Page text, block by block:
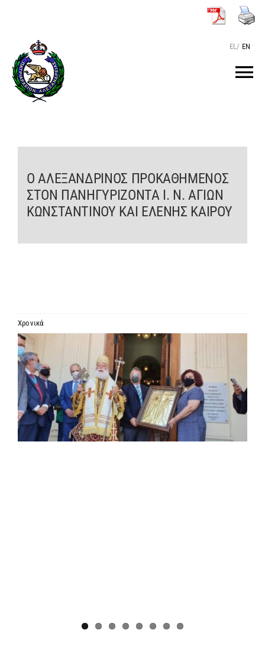
περιεχόμενο
EL/ EN
ΤΟ ΠΑΤΡΙΑΡΧΕΙΟ
MEDIA
ΕΝΗΜΕΡΩΣΗ
ΣΥΝΔΕΣΕΙΣ
Ο ΑΛΕΞΑΝΔΡΙΝΟΣ ΠΡΟΚΑΘΗΜΕΝΟΣ
ΣΤΟΝ ΠΑΝΗΓΥΡΙΖΟΝΤΑ Ι. Ν. ΑΓΙΩΝ
ΚΩΝΣΤΑΝΤΙΝΟΥ ΚΑΙ ΕΛΕΝΗΣ ΚΑΙΡΟΥ
Χρονικά
Προβολή
μεγαλύτερης
εικόνας